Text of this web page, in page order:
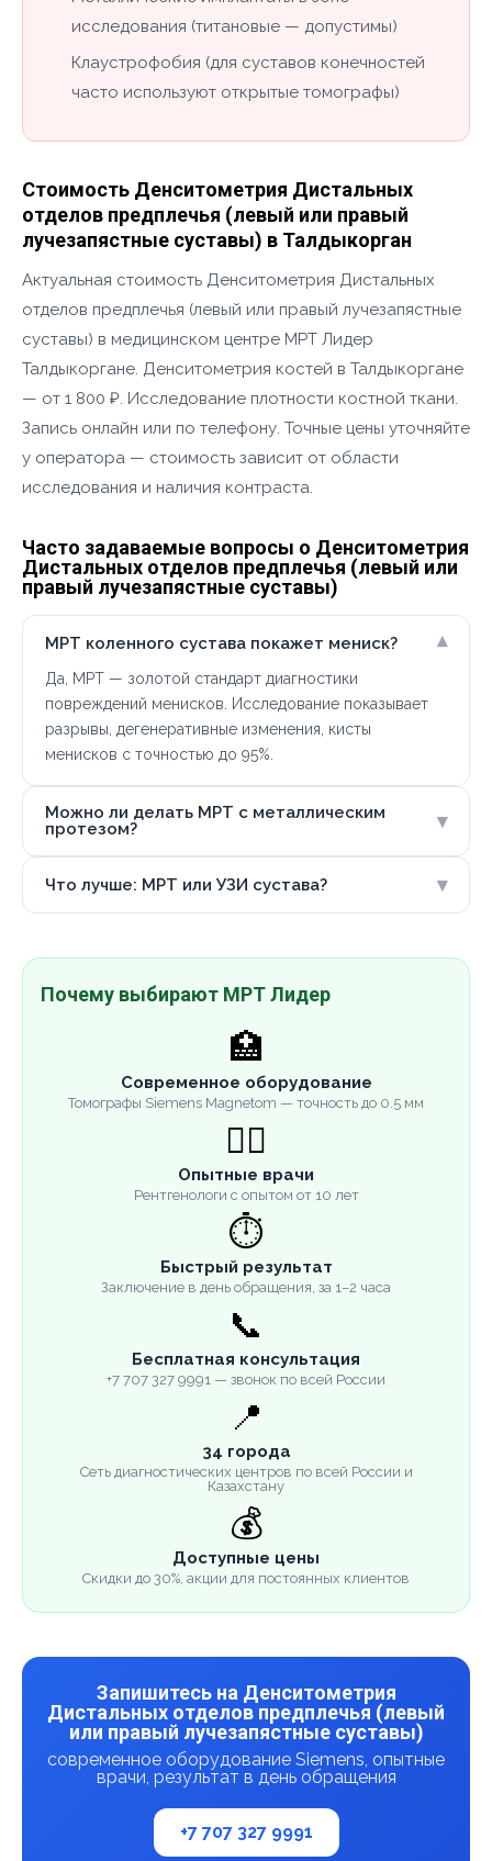
исследования (титановые — допустимы)
Клаустрофобия (для суставов конечностей
часто используют открытые томографы)
Стоимость Денситометрия Дистальных
отделов предплечья (левый или правый
лучезапястные суставы) в Талдыкорган
Актуальная стоимость Денситометрия Дистальных
отделов предплечья (левый или правый лучезапястные
суставы) в медицинском центре МРТ Лидер
Талдыкоргане. Денситометрия костей в Талдыкоргане
— от 1 800 ₽. Исследование плотности костной ткани.
Запись онлайн или по телефону. Точные цены уточняйте
у оператора — стоимость зависит от области
исследования и наличия контраста.
Часто задаваемые вопросы о Денситометрия
Дистальных отделов предплечья (левый или
правый лучезапястные суставы)
МРТ коленного сустава покажет мениск? ▾
Да, МРТ — золотой стандарт диагностики
повреждений менисков. Исследование показывает
разрывы, дегенеративные изменения, кисты
менисков с точностью до 95%.
Можно ли делать МРТ с металлическим
протезом?
▾
Что лучше: МРТ или УЗИ сустава? ▾
Почему выбирают МРТ Лидер
🏥
Современное оборудование
Томографы Siemens Magnetom — точность до 0.5 мм
👨‍⚕️
Опытные врачи
Рентгенологи с опытом от 10 лет
⏱️
Быстрый результат
Заключение в день обращения, за 1–2 часа
📞
Бесплатная консультация
+7 707 327 9991 — звонок по всей России
📍
34 города
Сеть диагностических центров по всей России и
Казахстану
💰
Доступные цены
Скидки до 30%, акции для постоянных клиентов
Запишитесь на Денситометрия
Дистальных отделов предплечья (левый
или правый лучезапястные суставы)
современное оборудование Siemens, опытные
врачи, результат в день обращения
+7 707 327 9991